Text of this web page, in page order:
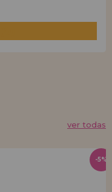
ver todas
-5%